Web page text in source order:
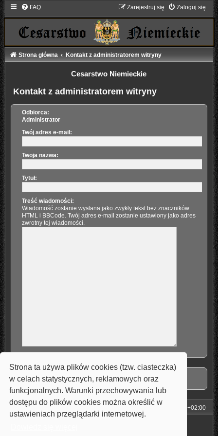
Strona ta używa plików cookies (tzw. ciasteczka)
w celach statystycznych, reklamowych oraz
funkcjonalnych. Warunki przechowywania lub
dostępu do plików cookies można określić w
ustawieniach przeglądarki internetowej.
FAQ Zaloguj się
Zarejestruj się
Strona główna Kontakt z administratorem witryny
Cesarstwo Niemieckie
Kontakt z administratorem witryny
Odbiorca:
Administrator
Twój adres e-mail:
Twoja nazwa:
Tytuł:
Treść wiadomości:
Wiadomość zostanie wysłana jako zwykły tekst bez znaczników
HTML i BBCode. Twój adres e-mail zostanie ustawiony jako adres
zwrotny tej wiadomości.
Strona główna UTC+02:00